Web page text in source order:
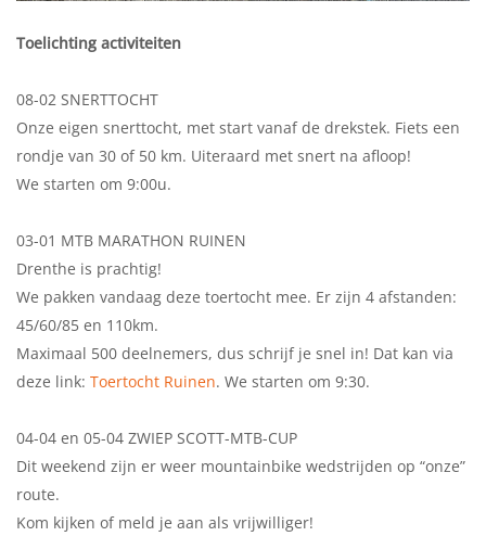
Toelichting activiteiten
08-02 SNERTTOCHT
Onze eigen snerttocht, met start vanaf de drekstek. Fiets een
rondje van 30 of 50 km. Uiteraard met snert na afloop!
We starten om 9:00u.
03-01 MTB MARATHON RUINEN
Drenthe is prachtig!
We pakken vandaag deze toertocht mee. Er zijn 4 afstanden:
45/60/85 en 110km.
Maximaal 500 deelnemers, dus schrijf je snel in! Dat kan via
deze link: Toertocht Ruinen. We starten om 9:30.
04-04 en 05-04 ZWIEP SCOTT-MTB-CUP
Dit weekend zijn er weer mountainbike wedstrijden op “onze”
route.
Kom kijken of meld je aan als vrijwilliger!